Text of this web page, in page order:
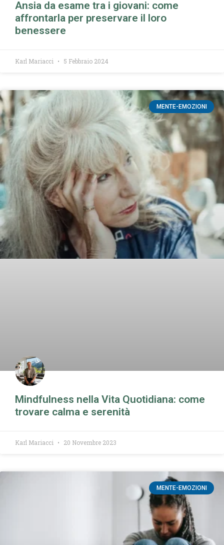
Ansia da esame tra i giovani: come
affrontarla per preservare il loro
benessere
Karl Mariacci 5 Febbraio 2024
MENTE-EMOZIONI
Mindfulness nella Vita Quotidiana: come
trovare calma e serenità​
Karl Mariacci 20 Novembre 2023
MENTE-EMOZIONI